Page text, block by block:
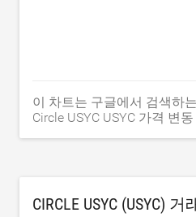
이 차트는 구글에서 검색하
Circle USYC USYC 가격 변
CIRCLE USYC (USYC) 거